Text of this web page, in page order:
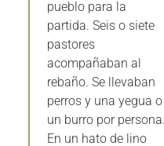
partida. Seis o siete
pastores
acompañaban al
rebaño. Se llevaban
perros y una yegua o
un burro por persona.
En un hato de lino